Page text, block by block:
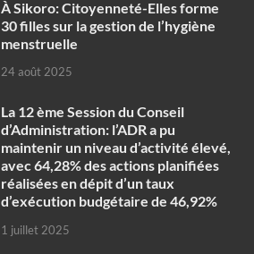
À Sikoro: Citoyenneté-Elles forme
30 filles sur la gestion de l’hygiène
menstruelle
24 août 2025
La 12 ème Session du Conseil
d’Administration: l’ADR a pu
maintenir un niveau d’activité élevé,
avec 64,28% des actions planifiées
réalisées en dépit d’un taux
d’exécution budgétaire de 46,92%
1 juillet 2025